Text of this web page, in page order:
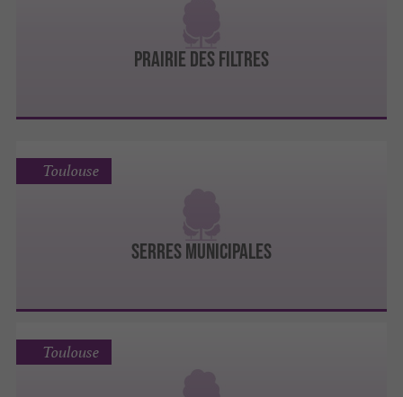
PRAIRIE DES FILTRES
SERRES MUNICIPALES
Toulouse
Toulouse